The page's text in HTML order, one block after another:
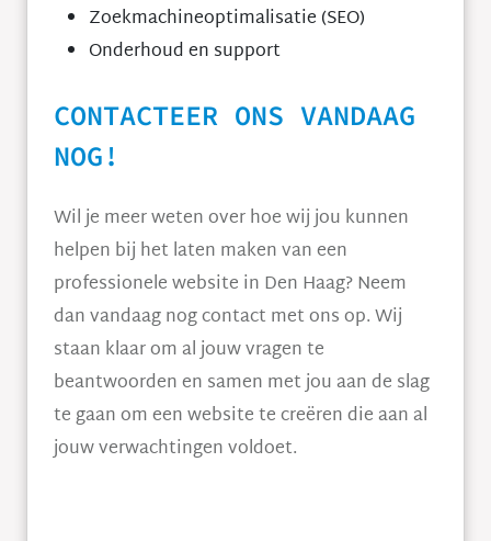
Zoekmachineoptimalisatie (SEO)
Onderhoud en support
CONTACTEER ONS VANDAAG
NOG!
Wil je meer weten over hoe wij jou kunnen
helpen bij het laten maken van een
professionele website in Den Haag? Neem
dan vandaag nog contact met ons op. Wij
staan klaar om al jouw vragen te
beantwoorden en samen met jou aan de slag
te gaan om een website te creëren die aan al
jouw verwachtingen voldoet.